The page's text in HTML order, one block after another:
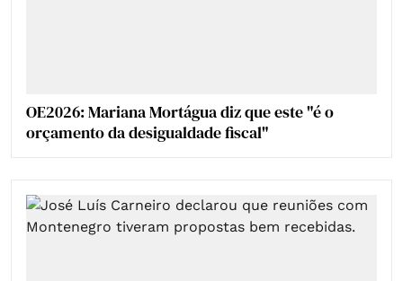
OE2026: Mariana Mortágua diz que este "é o
orçamento da desigualdade fiscal"